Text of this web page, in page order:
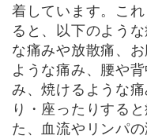
着しています。こ
ると、以下のよう
な痛みや放散痛、
ような痛み、腰や
み、焼けるような
り・座ったりする
た、血流やリンパ